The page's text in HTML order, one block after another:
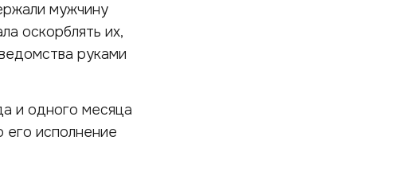
мужчину
оскорблять их,
руками
и одного месяца
его исполнение